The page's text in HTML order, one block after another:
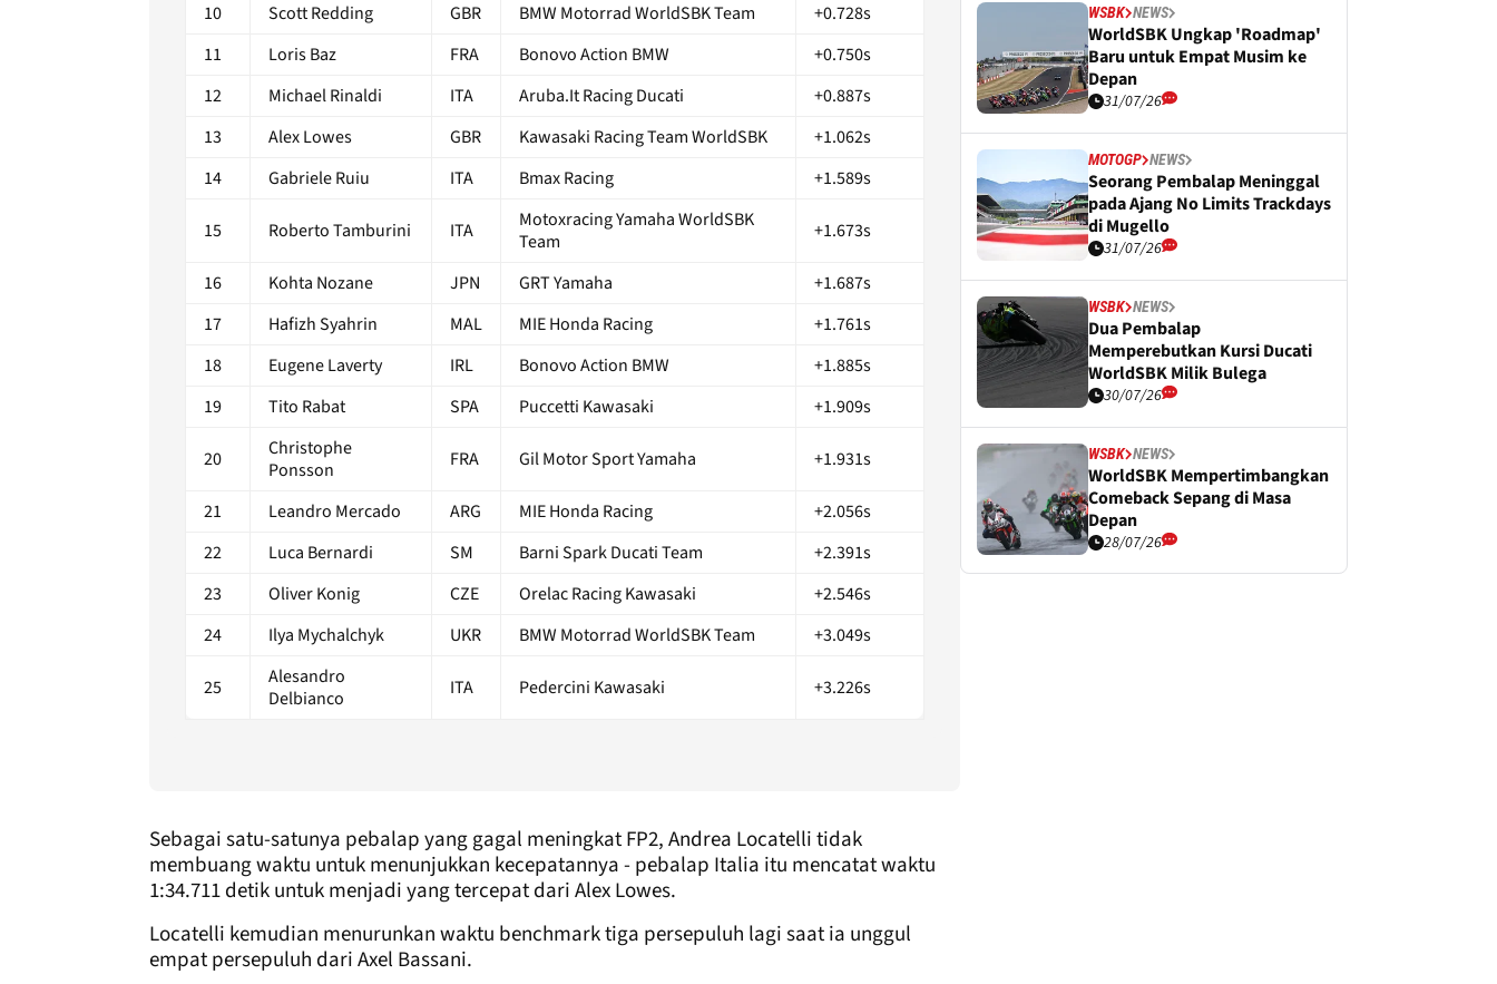
10
Scott Redding GBR BMW Motorrad WorldSBK Team
+0.728s
11
Loris Baz FRA Bonovo Action BMW
+0.750s
12
Michael Rinaldi ITA Aruba.It Racing Ducati
+0.887s
13
Alex Lowes GBR Kawasaki Racing Team WorldSBK
+1.062s
14
Gabriele Ruiu ITA Bmax Racing +1.589s
15 Roberto Tamburini ITA
Motoxracing Yamaha WorldSBK
Team
+1.673s
16 Kohta Nozane JPN GRT Yamaha
+1.687s
17
Hafizh Syahrin MAL MIE Honda Racing
+1.761s
18
Eugene Laverty IRL Bonovo Action BMW
+1.885s
19
Tito Rabat SPA Puccetti Kawasaki +1.909s
20
Christophe
Ponsson
FRA Gil Motor Sport Yamaha +1.931s
21 Leandro Mercado ARG MIE Honda Racing
+2.056s
22
Luca Bernardi SM Barni Spark Ducati Team
+2.391s
23
Oliver Konig CZE Orelac Racing Kawasaki
+2.546s
24
Ilya Mychalchyk UKR BMW Motorrad WorldSBK Team +3.049s
25
Alesandro
Delbianco
ITA Pedercini Kawasaki +3.226s
Sebagai satu-satunya pebalap yang gagal meningkat FP2, Andrea Locatelli tidak
membuang waktu untuk menunjukkan kecepatannya - pebalap Italia itu mencatat waktu
1:34.711 detik untuk menjadi yang tercepat dari Alex Lowes.
Locatelli kemudian menurunkan waktu benchmark tiga persepuluh lagi saat ia unggul
empat persepuluh dari Axel Bassani.
WSBK NEWS
WorldSBK Ungkap 'Roadmap'
Baru untuk Empat Musim ke
Depan
31/07/26
MOTOGP NEWS
Seorang Pembalap Meninggal
pada Ajang No Limits Trackdays
di Mugello
31/07/26
WSBK NEWS
Dua Pembalap
Memperebutkan Kursi Ducati
WorldSBK Milik Bulega
30/07/26
WSBK NEWS
WorldSBK Mempertimbangkan
Comeback Sepang di Masa
Depan
28/07/26